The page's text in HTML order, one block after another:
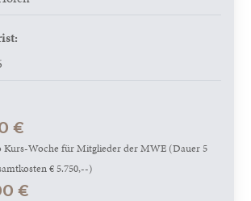
€
Kurs-Woche für Mitglieder der MWE (Dauer 5
€ 5.750,--)
€